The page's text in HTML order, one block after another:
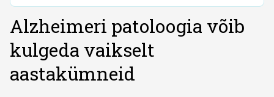
Alzheimeri patoloogia võib
kulgeda vaikselt
aastakümneid